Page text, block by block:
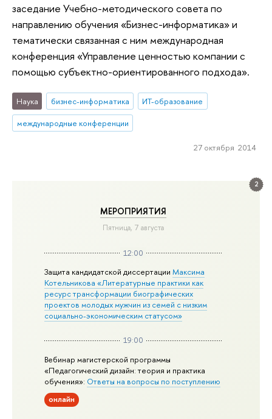
2
МЕРОПРИЯТИЯ
Пятница, 7 августа
12:00
Защита кандидатской диссертацииМаксима
Котельникова «Литературные практики как
ресурс трансформации биографических
проектов молодых мужчин из семей с низким
социально-экономическим статусом»
19:00
Вебинар магистерской программы
«Педагогический дизайн: теория и практика
обучения»: Ответы на вопросы по поступлению
онлайн
заседание Учебно-методического совета по
направлению обучения «Бизнес-информатика» и
тематически связанная с ним международная
конференция «Управление ценностью компании с
помощью субъектно-ориентированного подхода».
Наука бизнес-информатика
ИТ-образование
международные конференции
27 октября 2014